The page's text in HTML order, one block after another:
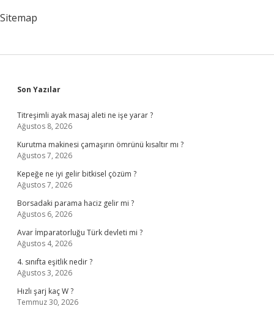
Sitemap
Sidebar
Son Yazılar
Titreşimli ayak masaj aleti ne işe yarar ?
Ağustos 8, 2026
Kurutma makinesi çamaşırın ömrünü kısaltır mı ?
Ağustos 7, 2026
Kepeğe ne iyi gelir bitkisel çözüm ?
Ağustos 7, 2026
Borsadaki parama haciz gelir mi ?
Ağustos 6, 2026
Avar İmparatorluğu Türk devleti mi ?
Ağustos 4, 2026
4. sınıfta eşitlik nedir ?
Ağustos 3, 2026
Hızlı şarj kaç W ?
Temmuz 30, 2026